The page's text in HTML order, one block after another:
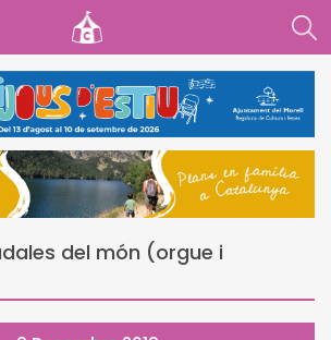
del món (orgue i